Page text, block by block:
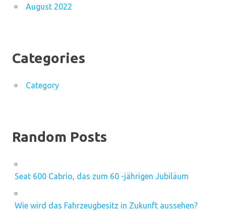
August 2022
Categories
Category
Random Posts
Seat 600 Cabrio, das zum 60 -jährigen Jubiläum
Wie wird das Fahrzeugbesitz in Zukunft aussehen?